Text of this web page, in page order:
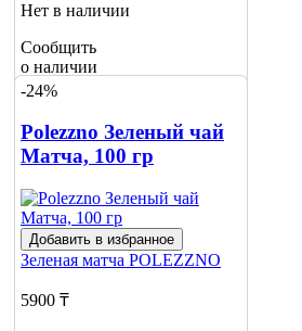
Нет в наличии
Сообщить
о наличии
1
-24%
Polezzno Зеленый чай
Матча, 100 гр
Добавить в избранное
Зеленая матча POLEZZNO
5900 ₸